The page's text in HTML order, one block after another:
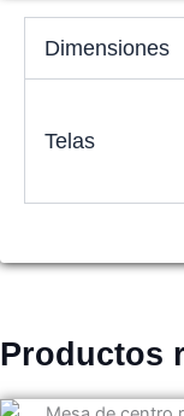
Dimensiones
Telas
Productos